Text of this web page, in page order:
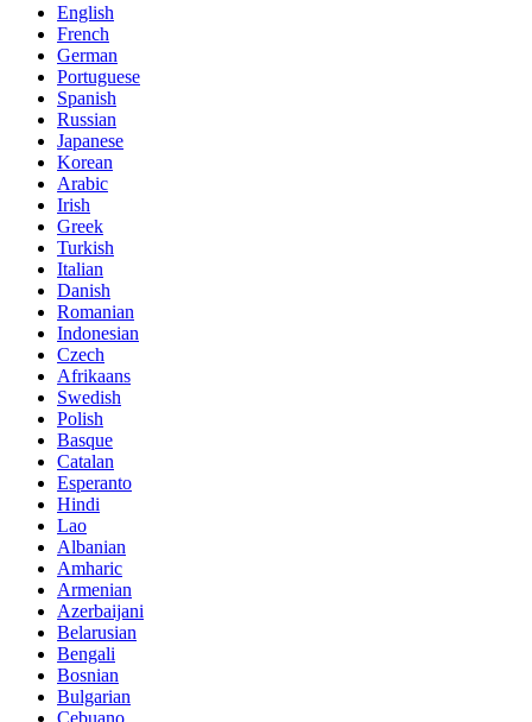
English
French
German
Portuguese
Spanish
Russian
Japanese
Korean
Arabic
Irish
Greek
Turkish
Italian
Danish
Romanian
Indonesian
Czech
Afrikaans
Swedish
Polish
Basque
Catalan
Esperanto
Hindi
Lao
Albanian
Amharic
Armenian
Azerbaijani
Belarusian
Bengali
Bosnian
Bulgarian
Cebuano